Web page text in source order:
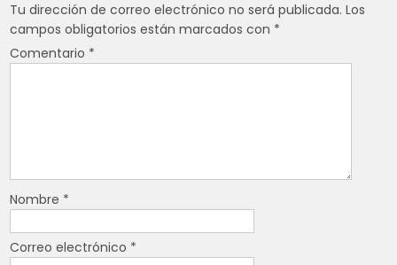
Tu dirección de correo electrónico no será publicada. Los
campos obligatorios están marcados con *
Comentario *
Nombre *
Correo electrónico *